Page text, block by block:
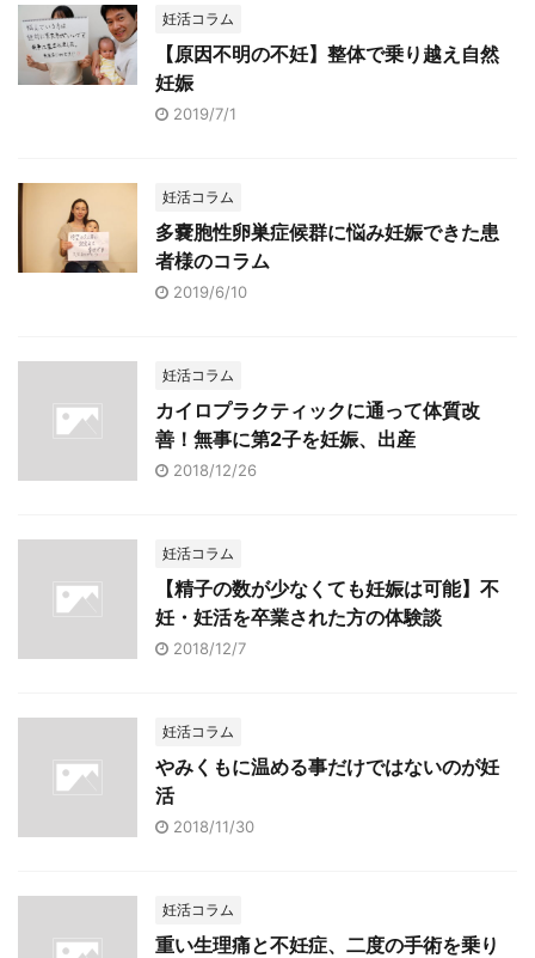
c
e
b
o
k
itt
er
e
妊活コラム
【原因不明の不妊】整体で乗り越え自然
妊娠
2019/7/1
妊活コラム
多嚢胞性卵巣症候群に悩み妊娠できた患
者様のコラム
2019/6/10
妊活コラム
カイロプラクティックに通って体質改
善！無事に第2子を妊娠、出産
2018/12/26
妊活コラム
【精子の数が少なくても妊娠は可能】不
妊・妊活を卒業された方の体験談
2018/12/7
妊活コラム
やみくもに温める事だけではないのが妊
活
2018/11/30
妊活コラム
重い生理痛と不妊症、二度の手術を乗り